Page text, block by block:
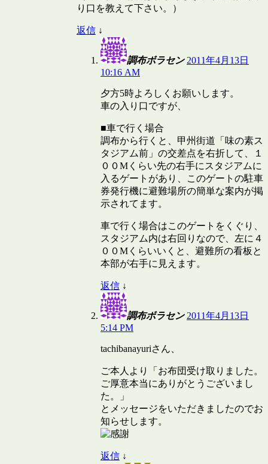
り口を教えて下さい。）
返信 ↓
調布ボラセン 2011年4月13日
10:16 AM
夕方5時よろしくお願いします。
車の入り口ですが、
■車で行く場合
調布から行くと、甲州街道「味の素ス
タジアム前」の交差点を右折して、１
００Mくらい先の右手にスタジアムに
入るゲートがあり、このゲートの駐車
券発行機に避難場所の簡単な案内が掲
示されてます。
車で行く場合はこのゲートをくぐり、
スタジアム内は右回りなので、左に４
００Mくらいいくと、避難所の看板と
本部が右手に見えます。
返信 ↓
調布ボラセン 2011年4月13日
5:14 PM
tachibanayuriさん、
ご本人より「お布団受け取りました。
ご厚意本当にありがとうございまし
た。」
とメッセージをいただきましたのでお
知らせします。
返信 ↓